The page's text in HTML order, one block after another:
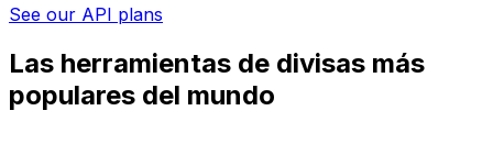
See our API plans
Las herramientas de divisas más
populares del mundo